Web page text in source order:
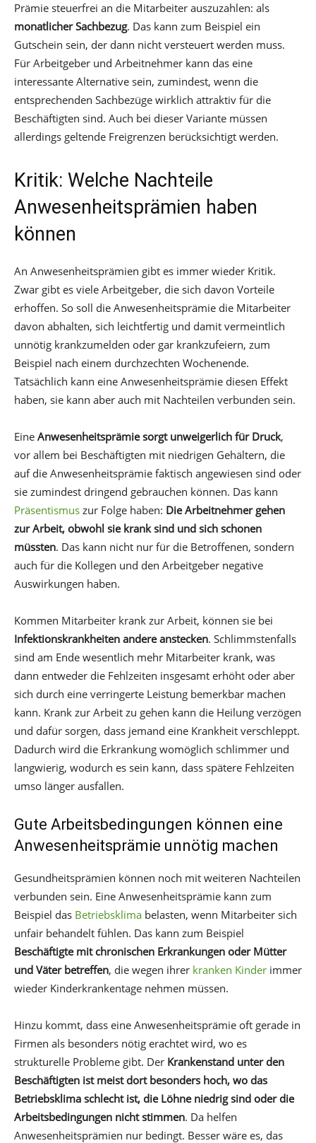
Prämie steuerfrei an die Mitarbeiter auszuzahlen: als
monatlicher Sachbezug. Das kann zum Beispiel ein
Gutschein sein, der dann nicht versteuert werden muss.
Für Arbeitgeber und Arbeitnehmer kann das eine
interessante Alternative sein, zumindest, wenn die
entsprechenden Sachbezüge wirklich attraktiv für die
Beschäftigten sind. Auch bei dieser Variante müssen
allerdings geltende Freigrenzen berücksichtigt werden.
Kritik: Welche Nachteile
Anwesenheitsprämien haben
können
An Anwesenheitsprämien gibt es immer wieder Kritik.
Zwar gibt es viele Arbeitgeber, die sich davon Vorteile
erhoffen. So soll die Anwesenheitsprämie die Mitarbeiter
davon abhalten, sich leichtfertig und damit vermeintlich
unnötig krankzumelden oder gar krankzufeiern, zum
Beispiel nach einem durchzechten Wochenende.
Tatsächlich kann eine Anwesenheitsprämie diesen Effekt
haben, sie kann aber auch mit Nachteilen verbunden sein.
Eine Anwesenheitsprämie sorgt unweigerlich für Druck,
vor allem bei Beschäftigten mit niedrigen Gehältern, die
auf die Anwesenheitsprämie faktisch angewiesen sind oder
sie zumindest dringend gebrauchen können. Das kann
Präsentismus zur Folge haben: Die Arbeitnehmer gehen
zur Arbeit, obwohl sie krank sind und sich schonen
müssten. Das kann nicht nur für die Betroffenen, sondern
auch für die Kollegen und den Arbeitgeber negative
Auswirkungen haben.
Kommen Mitarbeiter krank zur Arbeit, können sie bei
Infektionskrankheiten andere anstecken. Schlimmstenfalls
sind am Ende wesentlich mehr Mitarbeiter krank, was
dann entweder die Fehlzeiten insgesamt erhöht oder aber
sich durch eine verringerte Leistung bemerkbar machen
kann. Krank zur Arbeit zu gehen kann die Heilung verzögen
und dafür sorgen, dass jemand eine Krankheit verschleppt.
Dadurch wird die Erkrankung womöglich schlimmer und
langwierig, wodurch es sein kann, dass spätere Fehlzeiten
umso länger ausfallen.
Gute Arbeitsbedingungen können eine
Anwesenheitsprämie unnötig machen
Gesundheitsprämien können noch mit weiteren Nachteilen
verbunden sein. Eine Anwesenheitsprämie kann zum
Beispiel das Betriebsklima belasten, wenn Mitarbeiter sich
unfair behandelt fühlen. Das kann zum Beispiel
Beschäftigte mit chronischen Erkrankungen oder Mütter
und Väter betreffen, die wegen ihrer kranken Kinder immer
wieder Kinderkrankentage nehmen müssen.
Hinzu kommt, dass eine Anwesenheitsprämie oft gerade in
Firmen als besonders nötig erachtet wird, wo es
strukturelle Probleme gibt. Der Krankenstand unter den
Beschäftigten ist meist dort besonders hoch, wo das
Betriebsklima schlecht ist, die Löhne niedrig sind oder die
Arbeitsbedingungen nicht stimmen. Da helfen
Anwesenheitsprämien nur bedingt. Besser wäre es, das